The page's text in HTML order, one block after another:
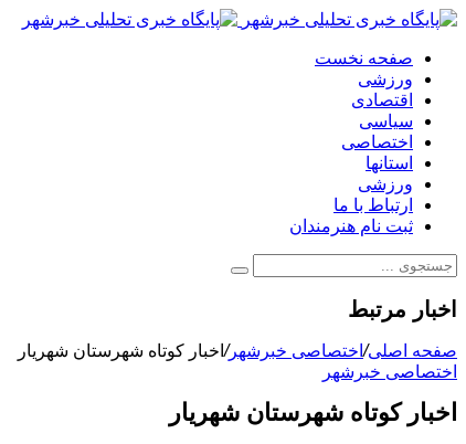
صفحه نخست
ورزشی
اقتصادی
سیاسی
اختصاصی
استانها
ورزشی
ارتباط با ما
ثبت نام هنرمندان
اخبار مرتبط
صفحه اصلی/اختصاصی خبرشهر/اخبار کوتاه شهرستان شهریار
اختصاصی خبرشهر
اخبار کوتاه شهرستان شهریار